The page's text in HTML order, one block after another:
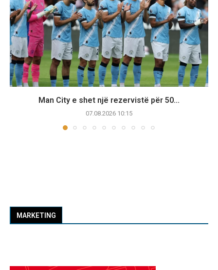
Man City e shet një rezervistë për 50...
07.08.2026 10:15
MARKETING